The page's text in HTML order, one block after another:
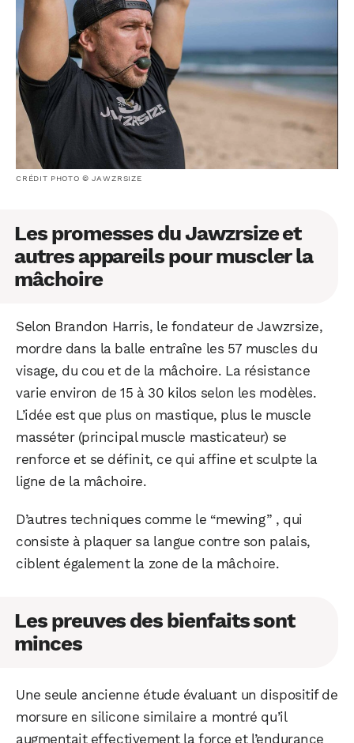
CRÉDIT PHOTO © JAWZRSIZE
Les promesses du Jawzrsize et
autres appareils pour muscler la
mâchoire
Selon Brandon Harris, le fondateur de Jawzrsize,
mordre dans la balle entraîne les 57 muscles du
visage, du cou et de la mâchoire. La résistance
varie environ de 15 à 30 kilos selon les modèles.
L’idée est que plus on mastique, plus le muscle
masséter (principal muscle masticateur) se
renforce et se définit, ce qui affine et sculpte la
ligne de la mâchoire.
D’autres techniques comme le “mewing” , qui
consiste à plaquer sa langue contre son palais,
ciblent également la zone de la mâchoire.
Les preuves des bienfaits sont
minces
Une seule ancienne étude évaluant un dispositif de
morsure en silicone similaire a montré qu’il
augmentait effectivement la force et l’endurance